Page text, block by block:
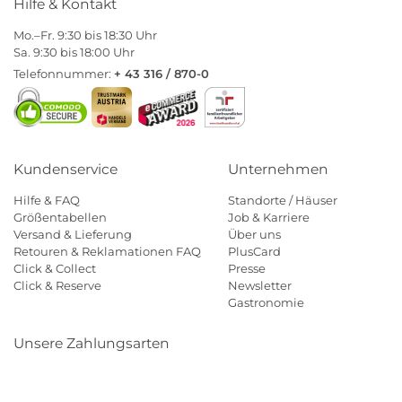
Hilfe & Kontakt
Mo.–Fr. 9:30 bis 18:30 Uhr
Sa. 9:30 bis 18:00 Uhr
Telefonnummer: + 43 316 / 870-0
Kundenservice
Hilfe & FAQ
Größentabellen
Versand & Lieferung
Retouren & Reklamationen FAQ
Click & Collect
Click & Reserve
Unternehmen
Standorte / Häuser
Job & Karriere
Über uns
PlusCard
Presse
Newsletter
Gastronomie
Unsere Zahlungsarten